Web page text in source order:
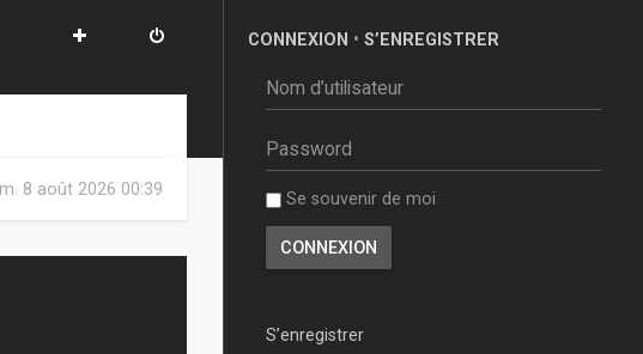
8 août 2026 00:39
CONNEXION • S’ENREGISTRER
Se souvenir de moi
S’enregistrer